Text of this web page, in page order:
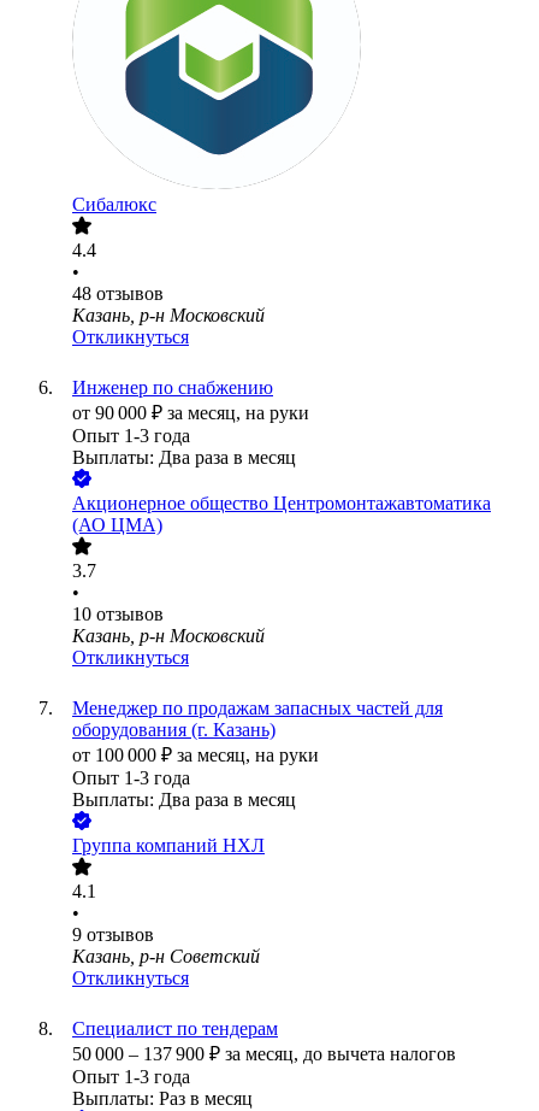
Сибалюкс
4.4
•
48 отзывов
Казань, р-н Московский
Откликнуться
Инженер по снабжению
от 90 000 ₽ за месяц, на руки
Опыт 1-3 года
Выплаты: Два раза в месяц
Акционерное общество Центромонтажавтоматика
(АО ЦМА)
3.7
•
10 отзывов
Казань, р-н Московский
Откликнуться
Менеджер по продажам запасных частей для
оборудования (г. Казань)
от 100 000 ₽ за месяц, на руки
Опыт 1-3 года
Выплаты: Два раза в месяц
Группа компаний НХЛ
4.1
•
9 отзывов
Казань, р-н Советский
Откликнуться
Специалист по тендерам
50 000 – 137 900 ₽ за месяц, до вычета налогов
Опыт 1-3 года
Выплаты: Раз в месяц